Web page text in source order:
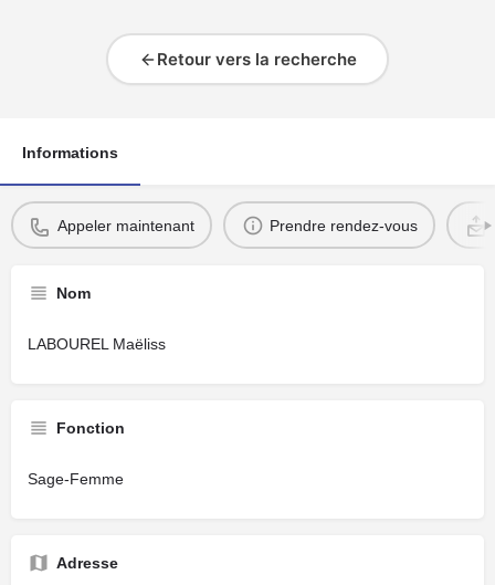
Retour vers la recherche
Informations
Appeler maintenant Prendre rendez-vous
Nom
LABOUREL Maëliss
Fonction
Sage-Femme
Adresse